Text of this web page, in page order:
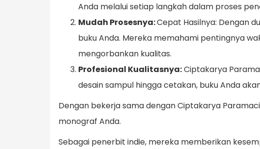
Anda melalui setiap langkah dalam proses
Mudah Prosesnya:Cepat Hasilnya: Dengan
buku Anda. Mereka memahami pentingnya
mengorbankan kualitas.
Profesional Kualitasnya:Ciptakarya
desain sampul hingga cetakan, buku Anda
Dengan bekerja sama dengan Ciptakarya
monograf Anda.
Sebagai penerbit indie, mereka memberikan